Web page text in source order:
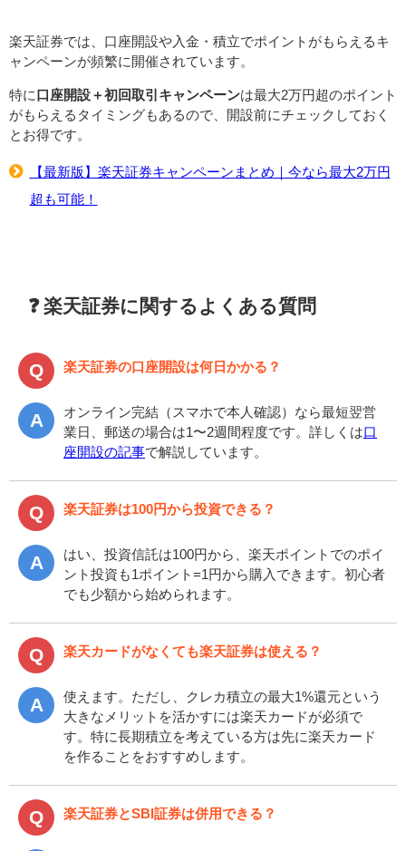
楽天証券では、口座開設や入金・積立でポイントがもらえるキ
ャンペーンが頻繁に開催されています。
特に 口座開設＋初回取引キャンペーンは最大2万円超のポイント
がもらえるタイミングもあるので、開設前にチェックしておく
とお得です。
【最新版】楽天証券キャンペーンまとめ｜今なら最大2万円
超も可能！
❓ 楽天証券に関するよくある質問
楽天証券の口座開設は何日かかる？
オンライン完結（スマホで本人確認）なら最短翌営
業日、郵送の場合は1〜2週間程度です。詳しくは口
座開設の記事で解説しています。
楽天証券は100円から投資できる？
はい、投資信託は100円から、楽天ポイントでのポイ
ント投資も1ポイント=1円から購入できます。初心者
でも少額から始められます。
楽天カードがなくても楽天証券は使える？
使えます。ただし、クレカ積立の最大1%還元という
大きなメリットを活かすには楽天カードが必須で
す。特に長期積立を考えている方は先に楽天カード
を作ることをおすすめします。
楽天証券とSBI証券は併用できる？